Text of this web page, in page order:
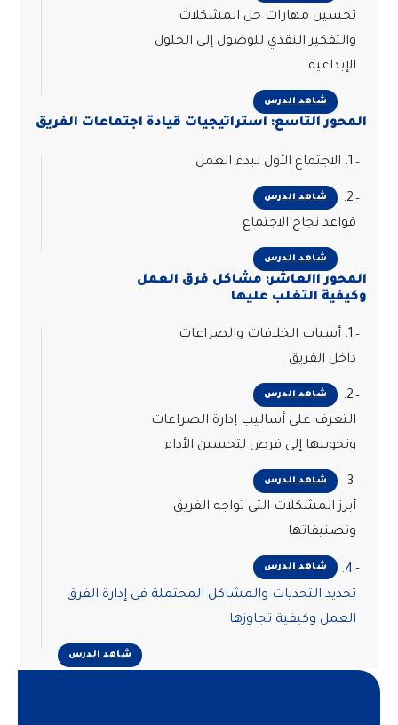
تحسين مهارات حل المشكلات
والتفكير النقدي للوصول إلى الحلول
الإبداعية
شاهد الدرس
المحور التاسع: استراتيجيات قيادة اجتماعات الفريق
شاهد الدرس
2.
قواعد نجاح الاجتماع
شاهد الدرس
المحور االعاشر: مشاكل فرق العمل
وكيفية التغلب عليها
1. أسباب الخلافات والصراعات
داخل الفريق
شاهد الدرس
2.
التعرف على أساليب إدارة الصراعات
وتحويلها إلى فرص لتحسين الأداء
شاهد الدرس
3.
أبرز المشكلات التي تواجه الفريق
وتصنيفاتها
شاهد الدرس
4.
تحديد التحديات والمشاكل المحتملة في إدارة الفرق
العمل وكيفية تجاوزها
شاهد الدرس